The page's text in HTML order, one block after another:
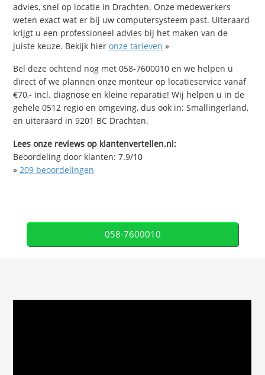
advies, snel op locatie in Drachten. Onze medewerkers
weten exact wat er bij uw computersysteem past. Uiteraard
krijgt u een professioneel advies bij het maken van de
juiste keuze. Bekijk hieronze tarieven »
Bel deze ochtend nog met 058-7600010 en we helpen u
direct of we plannen onze monteur op locatieservice vanaf
€70,- incl. diagnose en kleine reparatie! Wij helpen u in de
gehele 0512 regio en omgeving, dus ook in: Smallingerland,
en uiteraard in 9201 BC Drachten.
Lees onze reviews op klantenvertellen.nl:
Beoordeling door klanten:7.9/10
»209 beoordelingen
058-7600010